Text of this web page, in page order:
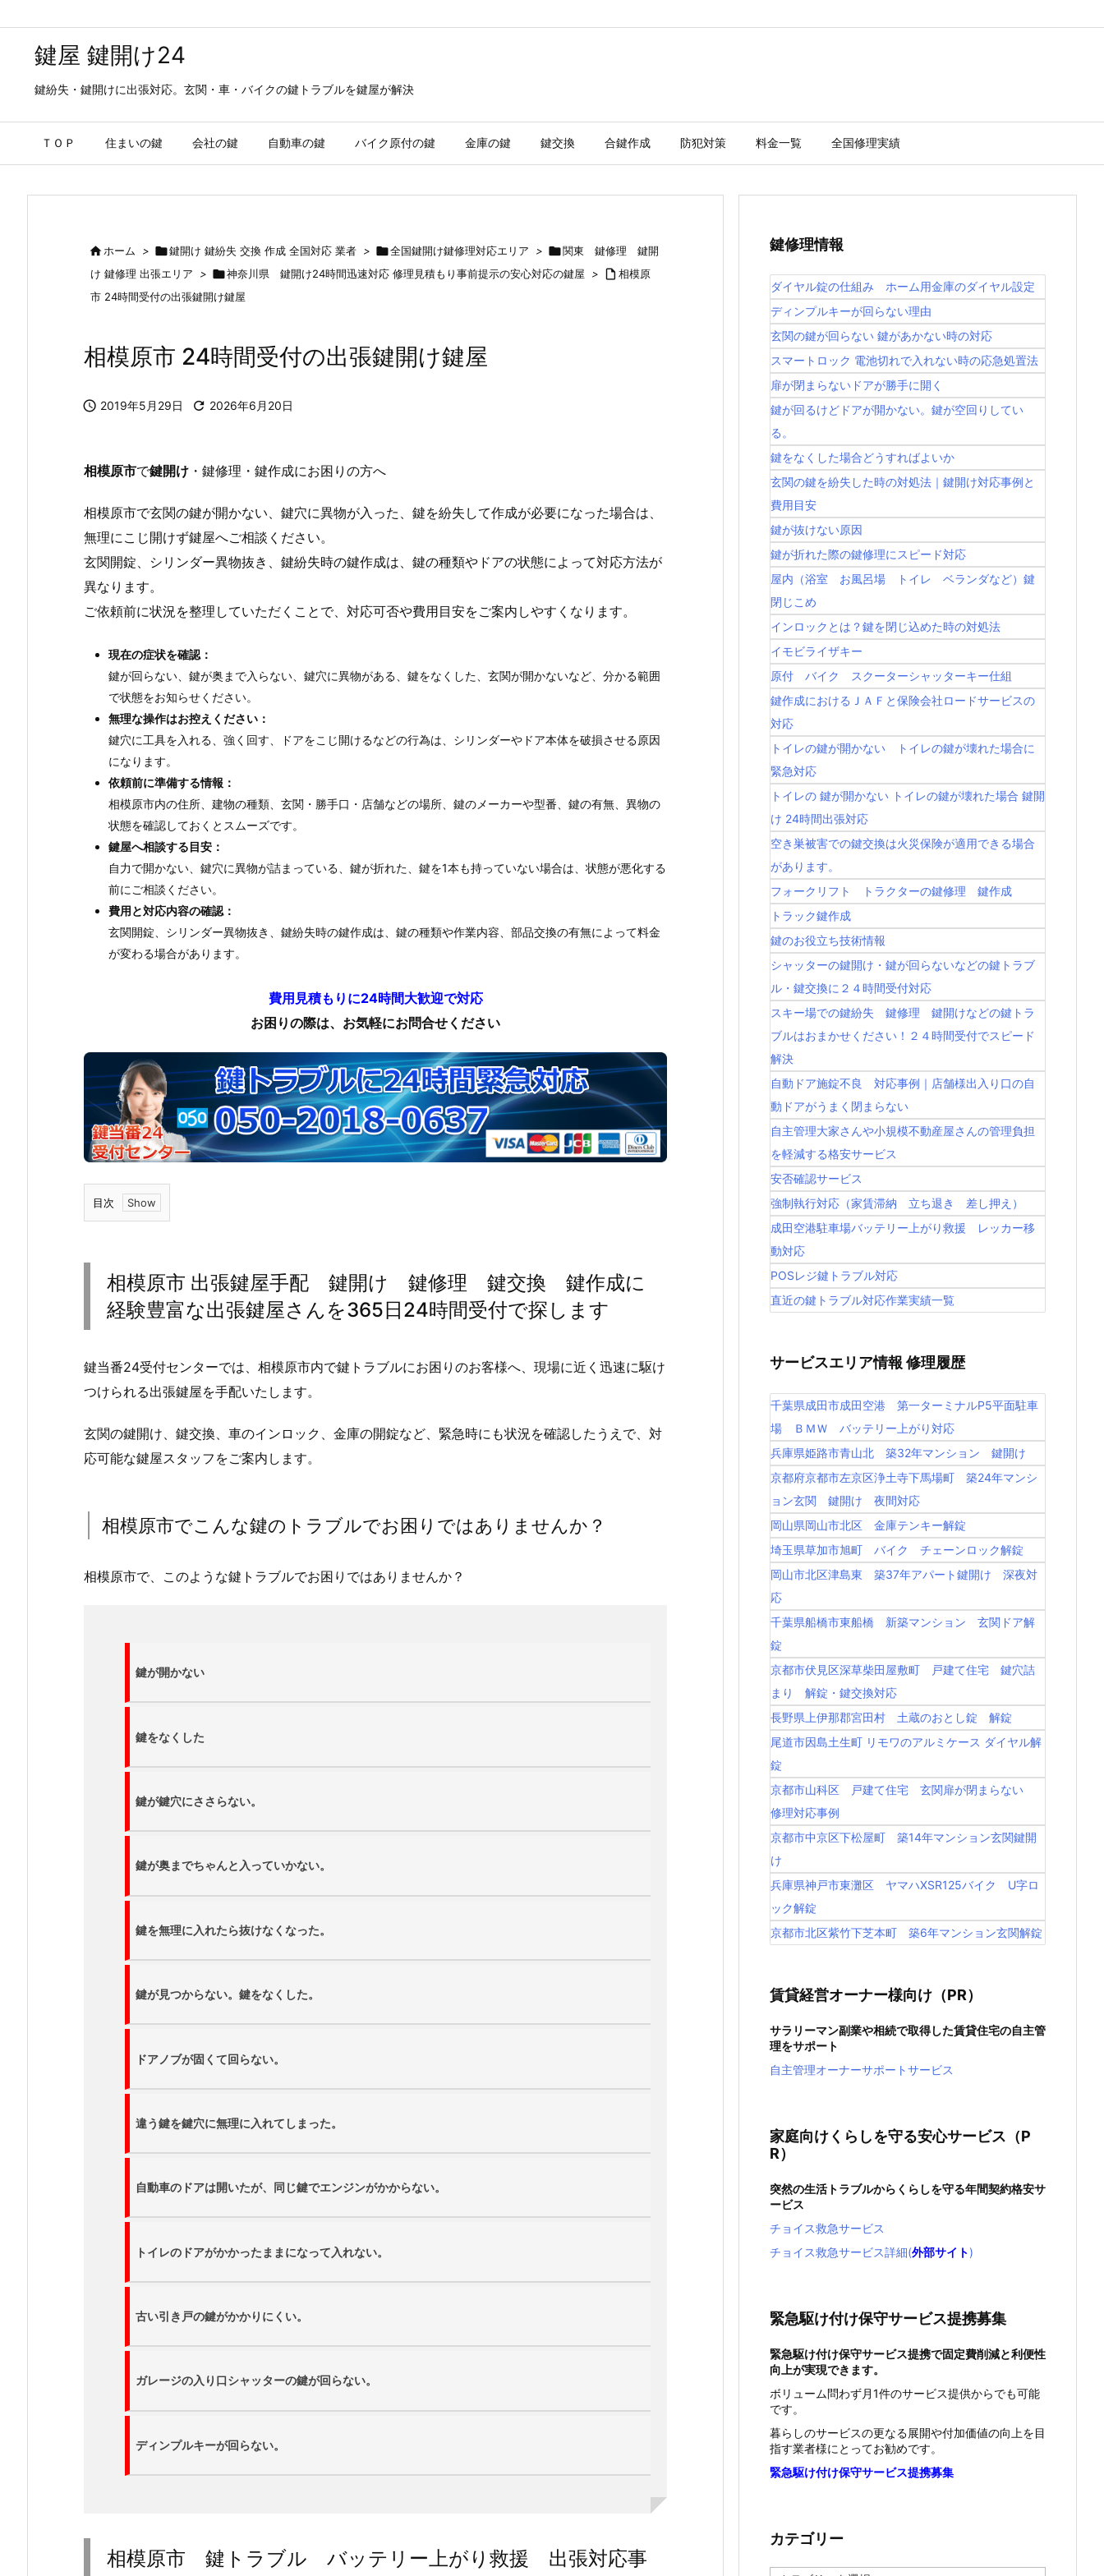
鍵屋 鍵開け24
鍵紛失・鍵開けに出張対応。玄関・車・バイクの鍵トラブルを鍵屋が解決
ＴＯＰ 住まいの鍵 会社の鍵 自動車の鍵 バイク原付の鍵 金庫の鍵 鍵交換 合鍵作成 防犯対策 料金一覧 全国修理実績
ホーム > 鍵開け 鍵紛失 交換 作成 全国対応 業者 > 全国鍵開け鍵修理対応エリア > 関東 鍵修理 鍵開
け 鍵修理 出張エリア
> 神奈川県 鍵開け24時間迅速対応 修理見積もり事前提示の安心対応の鍵屋 >  相模原
市 24時間受付の出張鍵開け鍵屋
相模原市 24時間受付の出張鍵開け鍵屋
 2019年5月29日  2026年6月20日
相模原市で鍵開け ・鍵修理・鍵作成にお困りの方へ
相模原市で玄関の鍵が開かない、鍵穴に異物が入った、鍵を紛失して作成が必要になった場合は、
無理にこじ開けず鍵屋へご相談ください。
玄関開錠、シリンダー異物抜き、鍵紛失時の鍵作成は、鍵の種類やドアの状態によって対応方法が
異なります。
ご依頼前に状況を整理していただくことで、対応可否や費用目安をご案内しやすくなります。
現在の症状を確認：
鍵が回らない、鍵が奥まで入らない、鍵穴に異物がある、鍵をなくした、玄関が開かないなど、分かる範囲
で状態をお知らせください。
無理な操作はお控えください：
鍵穴に工具を入れる、強く回す、ドアをこじ開けるなどの行為は、シリンダーやドア本体を破損させる原因
になります。
依頼前に準備する情報：
相模原市内の住所、建物の種類、玄関・勝手口・店舗などの場所、鍵のメーカーや型番、鍵の有無、異物の
状態を確認しておくとスムーズです。
鍵屋へ相談する目安：
自力で開かない、鍵穴に異物が詰まっている、鍵が折れた、鍵を1本も持っていない場合は、状態が悪化する
前にご相談ください。
費用と対応内容の確認：
玄関開錠、シリンダー異物抜き、鍵紛失時の鍵作成は、鍵の種類や作業内容、部品交換の有無によって料金
が変わる場合があります。
費用見積もりに24時間大歓迎で対応
お困りの際は、お気軽にお問合せください
目次
1.
原
市
鍵
屋
配
鍵
鍵
鍵
の
ト
相模原市 出張鍵屋手配 鍵開け 鍵修理 鍵交換 鍵作成に
経験豊富な出張鍵屋さんを365日24時間受付で探します
鍵当番24受付センターでは、相模原市内で鍵トラブルにお困りのお客様へ、現場に近く迅速に駆け
つけられる出張鍵屋を手配いたします。
玄関の鍵開け、鍵交換、車のインロック、金庫の開錠など、緊急時にも状況を確認したうえで、対
応可能な鍵屋スタッフをご案内します。
相模原市でこんな鍵のトラブルでお困りではありませんか？
相模原市で、このような鍵トラブルでお困りではありませんか？
鍵が開かない
鍵をなくした
鍵が鍵穴にささらない。
鍵が奥までちゃんと入っていかない。
鍵を無理に入れたら抜けなくなった。
鍵が見つからない。鍵をなくした。
ドアノブが固くて回らない。
違う鍵を鍵穴に無理に入れてしまった。
自動車のドアは開いたが、同じ鍵でエンジンがかからない。
トイレのドアがかかったままになって入れない。
古い引き戸の鍵がかかりにくい。
ガレージの入り口シャッターの鍵が回らない。
ディンプルキーが回らない。
相模原市 鍵トラブル バッテリー上がり救援 出張対応事
鍵修理情報
ダイヤル錠の仕組み ホーム用金庫のダイヤル設定
ディンプルキーが回らない理由
玄関の鍵が回らない 鍵があかない時の対応
スマートロック 電池切れで入れない時の応急処置法
扉が閉まらないドアが勝手に開く
鍵が回るけどドアが開かない。鍵が空回りしてい
る。
鍵をなくした場合どうすればよいか
玄関の鍵を紛失した時の対処法｜鍵開け対応事例と
費用目安
鍵が抜けない原因
鍵が折れた際の鍵修理にスピード対応
屋内（浴室 お風呂場 トイレ ベランダなど）鍵
閉じこめ
インロックとは？鍵を閉じ込めた時の対処法
イモビライザキー
原付 バイク スクーターシャッターキー仕組
鍵作成におけるＪＡＦと保険会社ロードサービスの
対応
トイレの鍵が開かない トイレの鍵が壊れた場合に
緊急対応
トイレの 鍵が開かない トイレの鍵が壊れた場合 鍵開
け 24時間出張対応
空き巣被害での鍵交換は火災保険が適用できる場合
があります。
フォークリフト トラクターの鍵修理 鍵作成
トラック鍵作成
鍵のお役立ち技術情報
シャッターの鍵開け・鍵が回らないなどの鍵トラブ
ル・鍵交換に２４時間受付対応
スキー場での鍵紛失 鍵修理 鍵開けなどの鍵トラ
ブルはおまかせください！２４時間受付でスピード
解決
自動ドア施錠不良 対応事例｜店舗様出入り口の自
動ドアがうまく閉まらない
自主管理大家さんや小規模不動産屋さんの管理負担
を軽減する格安サービス
安否確認サービス
強制執行対応（家賃滞納 立ち退き 差し押え）
成田空港駐車場バッテリー上がり救援 レッカー移
動対応
POSレジ鍵トラブル対応
直近の鍵トラブル対応作業実績一覧
サービスエリア情報 修理履歴
千葉県成田市成田空港 第一ターミナルP5平面駐車
場 ＢＭＷ バッテリー上がり対応
兵庫県姫路市青山北 築32年マンション 鍵開け
京都府京都市左京区浄土寺下馬場町 築24年マンシ
ョン玄関 鍵開け 夜間対応
岡山県岡山市北区 金庫テンキー解錠
埼玉県草加市旭町 バイク チェーンロック解錠
岡山市北区津島東 築37年アパート鍵開け 深夜対
応
千葉県船橋市東船橋 新築マンション 玄関ドア解
錠
京都市伏見区深草柴田屋敷町 戸建て住宅 鍵穴詰
まり 解錠・鍵交換対応
長野県上伊那郡宮田村 土蔵のおとし錠 解錠
尾道市因島土生町 リモワのアルミケース ダイヤル解
錠
京都市山科区 戸建て住宅 玄関扉が閉まらない
修理対応事例
京都市中京区下松屋町 築14年マンション玄関鍵開
け
兵庫県神戸市東灘区 ヤマハXSR125バイク U字ロ
ック解錠
京都市北区紫竹下芝本町 築6年マンション玄関解錠
賃貸経営オーナー様向け（PR）
サラリーマン副業や相続で取得した賃貸住宅の自主管
理をサポート
自主管理オーナーサポートサービス
家庭向けくらしを守る安心サービス（P
R）
突然の生活トラブルからくらしを守る年間契約格安サ
ービス
チョイス救急サービス
チョイス救急サービス詳細(外部サイト)
緊急駆け付け保守サービス提携募集
緊急駆け付け保守サービス提携で固定費削減と利便性
向上が実現できます。
ボリューム問わず月1件のサービス提供からでも可能
です。
暮らしのサービスの更なる展開や付加価値の向上を目
指す業者様にとってお勧めです。
緊急駆け付け保守サービス提携募集
カテゴリー